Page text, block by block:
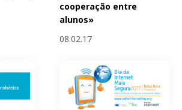
cooperação entre
alunos»
08.02.17